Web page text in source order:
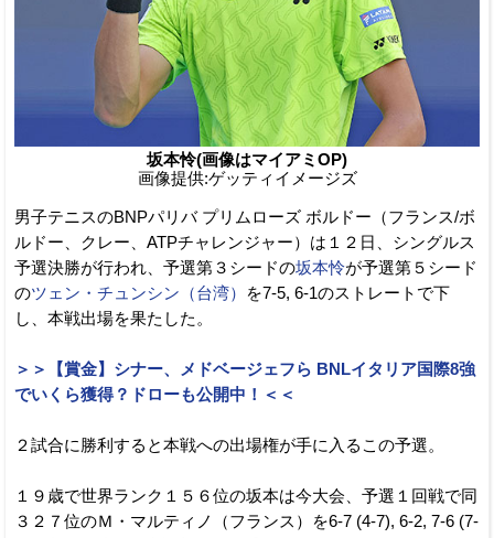
坂本怜(画像はマイアミOP)
画像提供:ゲッティイメージズ
男子テニスのBNPパリバ プリムローズ ボルドー（フランス/ボ
ルドー、クレー、ATPチャレンジャー）は１２日、シングルス
予選決勝が行われ、予選第３シードの坂本怜が予選第５シード
のツェン・チュンシン（台湾）
を7-5, 6-1のストレートで下
し、本戦出場を果たした。
＞＞【賞金】シナー、メドベージェフら BNLイタリア国際8強
でいくら獲得？ドローも公開中！＜＜
２試合に勝利すると本戦への出場権が手に入るこの予選。
１９歳で世界ランク１５６位の坂本は今大会、予選１回戦で同
３２７位のＭ・マルティノ（フランス）を6-7 (4-7), 6-2, 7-6 (7-